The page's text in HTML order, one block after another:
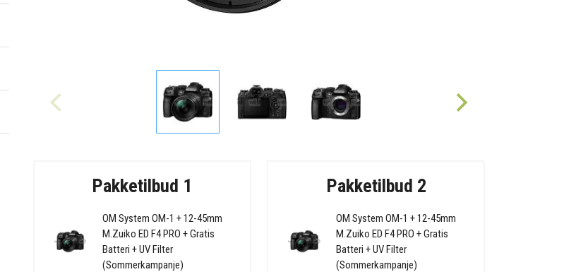
Pakketilbud 1
OM System OM-1 + 12-45mm
M.Zuiko ED F4 PRO + Gratis
Batteri + UV Filter
(Sommerkampanje)
Pakketilbud 2
OM System OM-1 + 12-45mm
M.Zuiko ED F4 PRO + Gratis
Batteri + UV Filter
(Sommerkampanje)